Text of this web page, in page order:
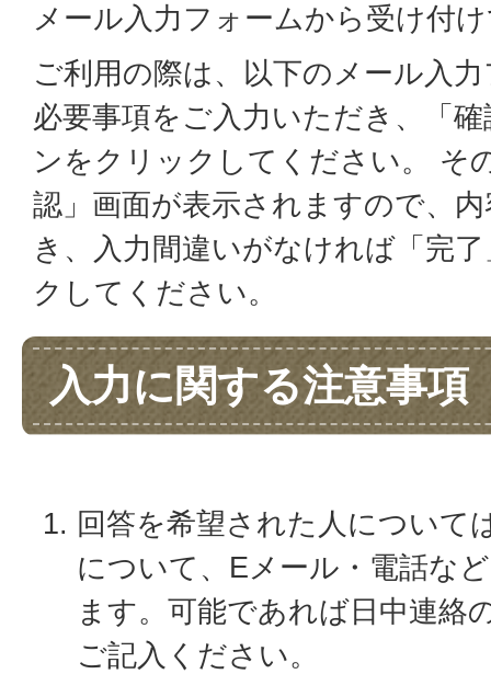
メール入力フォームから受け付
ご利用の際は、以下のメール入
必要事項をご入力いただき、「
ンをクリックしてください。 そ
認」画面が表示されますので、
き、入力間違いがなければ「完
クしてください。
入力に関する注意事項
回答を希望された人について
について、Eメール・電話な
ます。可能であれば日中連絡
ご記入ください。